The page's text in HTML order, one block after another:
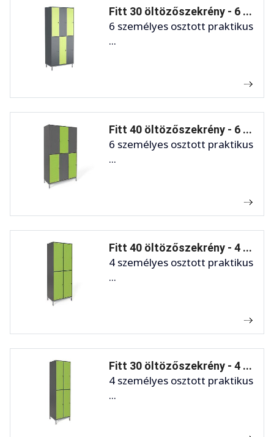
Fitt 30 öltözőszekrény - 6 ...
6 személyes osztott praktikus
...
Fitt 40 öltözőszekrény - 6 ...
6 személyes osztott praktikus
...
Fitt 40 öltözőszekrény - 4 ...
4 személyes osztott praktikus
...
Fitt 30 öltözőszekrény - 4 ...
4 személyes osztott praktikus
...